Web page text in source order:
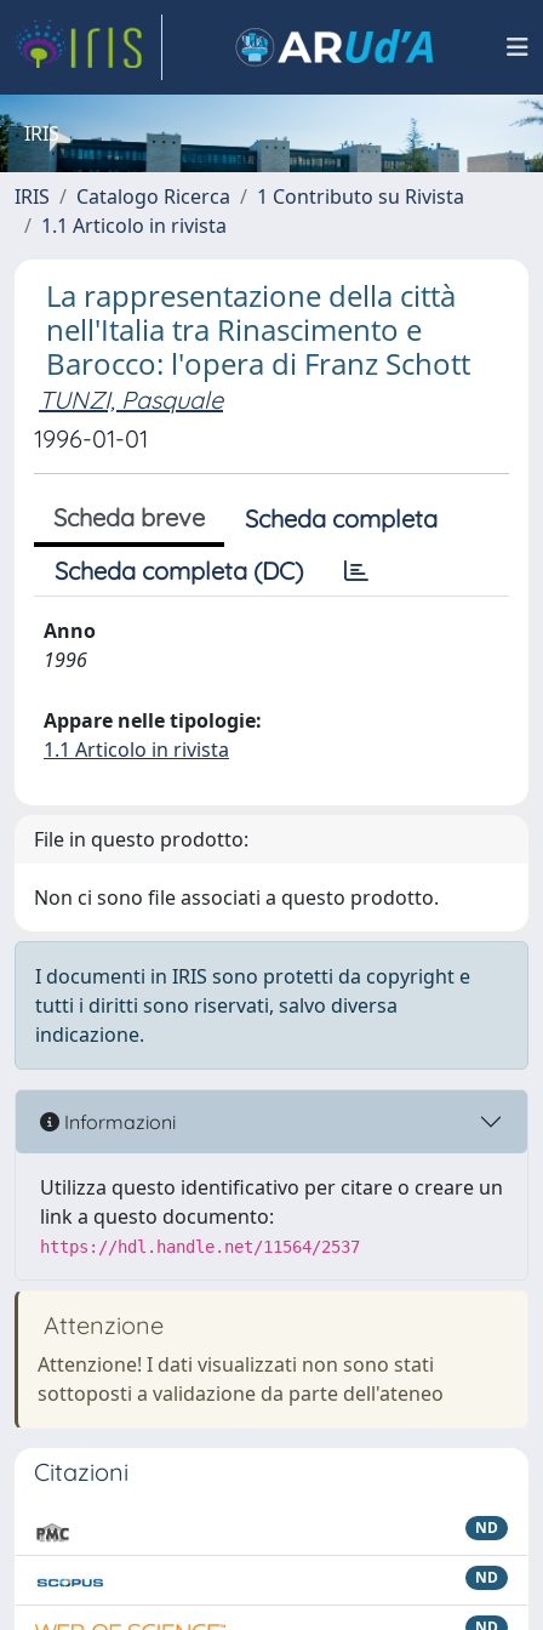
IRIS
IRIS Catalogo Ricerca
1 Contributo su Rivista
1.1 Articolo in rivista
La rappresentazione della città
nell'Italia tra Rinascimento e
Barocco: l'opera di Franz Schott
TUNZI, Pasquale
1996-01-01
Scheda breve
Scheda completa
Scheda completa (DC)
Anno
1996
Appare nelle tipologie:
1.1 Articolo in rivista
File in questo prodotto:
Non ci sono file associati a questo prodotto.
I documenti in IRIS sono protetti da copyright e
tutti i diritti sono riservati, salvo diversa
indicazione.
Informazioni
Utilizza questo identificativo per citare o creare un
link a questo documento:
https://hdl.handle.net/11564/2537
Attenzione
Attenzione! I dati visualizzati non sono stati
sottoposti a validazione da parte dell'ateneo
Citazioni
ND
ND